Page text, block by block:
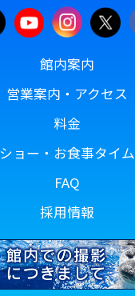
館内案内
営業案内・アクセス
料金
ショー・お食事タイム
FAQ
採用情報